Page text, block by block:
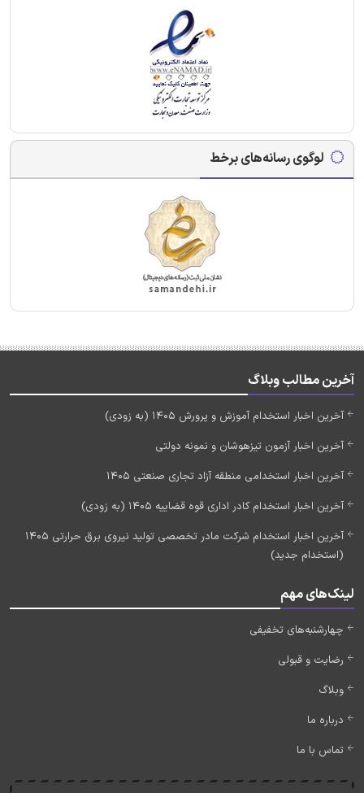
لوگوی رسانه‌های برخط
آخرین مطالب وبلاگ
آخرین اخبار استخدام آموزش و پرورش 1405 (به زودی)
آخرین اخبار آزمون تیزهوشان و نمونه دولتی
آخرین اخبار استخدامی منطقه آزاد تجاری صنعتی 1405
آخرین اخبار استخدام کادر اداری قوه قضاییه 1405 (به زودی)
آخرین اخبار استخدام شرکت مادر تخصصی تولید نیروی برق حرارتی 1405
(استخدام جدید)
لینک‌های مهم
چهارشنبه‌های تخفیفی
رضایت و قبولی
وبلاگ
درباره ما
تماس با ما